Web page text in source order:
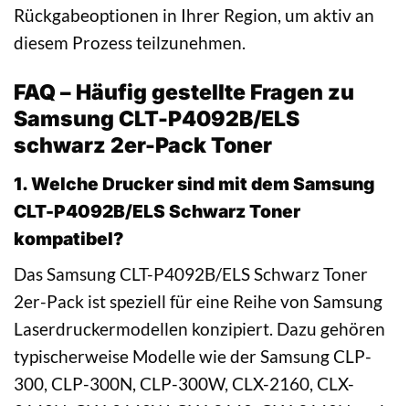
Rückgabeoptionen in Ihrer Region, um aktiv an
diesem Prozess teilzunehmen.
FAQ – Häufig gestellte Fragen zu
Samsung CLT-P4092B/ELS
schwarz 2er-Pack Toner
1. Welche Drucker sind mit dem Samsung
CLT-P4092B/ELS Schwarz Toner
kompatibel?
Das Samsung CLT-P4092B/ELS Schwarz Toner
2er-Pack ist speziell für eine Reihe von Samsung
Laserdruckermodellen konzipiert. Dazu gehören
typischerweise Modelle wie der Samsung CLP-
300, CLP-300N, CLP-300W, CLX-2160, CLX-